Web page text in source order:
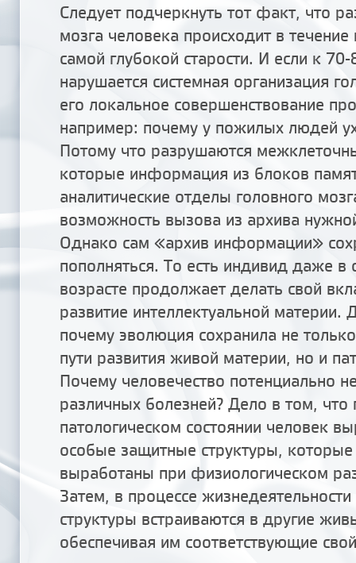
Следует подчеркнуть тот факт, что
мозга человека происходит в
самой глубокой старости. И если к
нарушается системная организация
его локальное совершенствование
например: почему у пожилых людей
Потому что разрушаются
которые информация из блоков
аналитические отделы головного
возможность вызова из архива
Однако сам «архив информации»
пополняться. То есть индивид даже в
возрасте продолжает делать свой
развитие интеллектуальной материи.
почему эволюция сохранила не
пути развития живой материи, но и
Почему человечество потенциально
различных болезней? Дело в том, что
патологическом состоянии человек
особые защитные структуры,
выработаны при физиологическом
Затем, в процессе
структуры встраиваются в другие
обеспечивая им соответствующие